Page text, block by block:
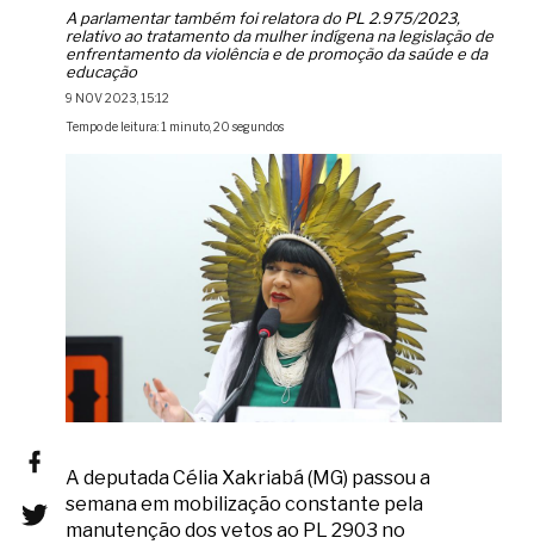
A parlamentar também foi relatora do PL 2.975/2023,
relativo ao tratamento da mulher indígena na legislação de
enfrentamento da violência e de promoção da saúde e da
educação
9 NOV 2023, 15:12
Tempo de leitura: 1 minuto, 20 segundos
A deputada Célia Xakriabá (MG) passou a
semana em mobilização constante pela
manutenção dos vetos ao PL 2903 no